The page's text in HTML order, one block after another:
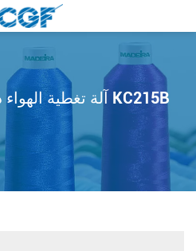
آلة تغطية الهواء دليل الخيوط الإلكترونية KC215B